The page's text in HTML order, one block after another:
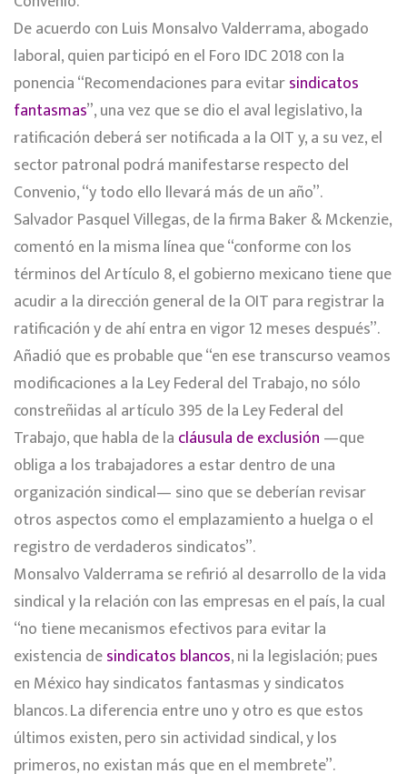
De acuerdo con Luis Monsalvo Valderrama, abogado
laboral, quien participó en el Foro IDC 2018 con la
ponencia “Recomendaciones para evitarsindicatos
fantasmas”, una vez que se dio el aval legislativo, la
ratificación deberá ser notificada a la OIT y, a su vez, el
sector patronal podrá manifestarse respecto del
Convenio, “y todo ello llevará más de un año”.
Salvador Pasquel Villegas, de la firma Baker & Mckenzie,
comentó en la misma línea que “conforme con los
términos del Artículo 8, el gobierno mexicano tiene que
acudir a la dirección general de la OIT para registrar la
ratificación y de ahí entra en vigor 12 meses después”.
Añadió que es probable que “en ese transcurso veamos
modificaciones a la Ley Federal del Trabajo, no sólo
constreñidas al artículo 395 de la Ley Federal del
Trabajo, que habla de la cláusula de exclusión —que
obliga a los trabajadores a estar dentro de una
organización sindical— sino que se deberían revisar
otros aspectos como el emplazamiento a huelga o el
registro de verdaderos sindicatos”.
Monsalvo Valderrama se refirió al desarrollo de la vida
sindical y la relación con las empresas en el país, la cual
“no tiene mecanismos efectivos para evitar la
existencia desindicatos blancos, ni la legislación; pues
en México hay sindicatos fantasmas y sindicatos
blancos. La diferencia entre uno y otro es que estos
últimos existen, pero sin actividad sindical, y los
primeros, no existan más que en el membrete”.